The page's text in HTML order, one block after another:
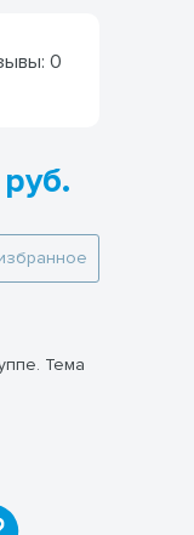
0
Тема